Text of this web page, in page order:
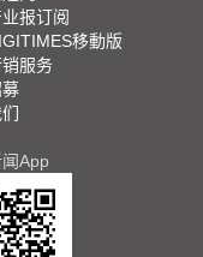
报订阅
移動版
服务
App